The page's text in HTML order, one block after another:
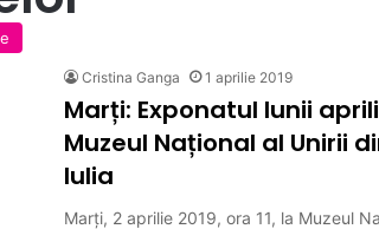
Cristina Ganga 1 aprilie 2019
Marți: Exponatul lunii
Muzeul Național al Unirii
Iulia
Marţi, 2 aprilie 2019, ora 11, la Muzeul